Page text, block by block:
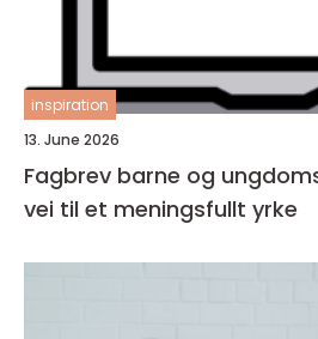
inspiration
13. June 2026
Fagbrev barne og
vei til et meningsfullt yrke